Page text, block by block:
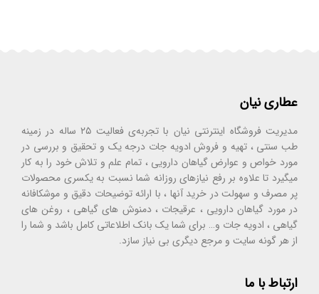
عطاری نیان
مدیریت فروشگاه اینترنتی نیان با تجربه‌ی فعالیت ۲۵ ساله در زمینه
طب سنتی ، تهیه و فروش ادویه جات درجه یک و تحقیق و بررسی در
مورد خواص و عوارض گیاهان دارویی ، تمام علم و تلاش خود را به کار
میگیرد تا علاوه بر رفع نیازهای روزانه شما نسبت به یکسری محصولات
پر مصرف و سهولت در خرید آنها ، با ارائه توضیحات دقیق و موشکافانه
در مورد گیاهان دارویی ، عرقیجات ، دمنوش های گیاهی ، روغن های
گیاهی ، ادویه جات و… برای شما یک بانک اطلاعاتی کامل باشد و شما را
از هر گونه سایت و مرجع دیگری بی نیاز سازد.
ارتباط با ما